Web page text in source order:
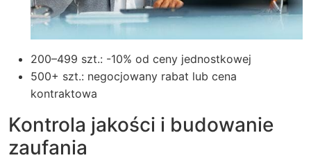
200–499 szt.: -10% od ceny jednostkowej
500+ szt.: negocjowany rabat lub cena
kontraktowa
Kontrola jakości i budowanie
zaufania